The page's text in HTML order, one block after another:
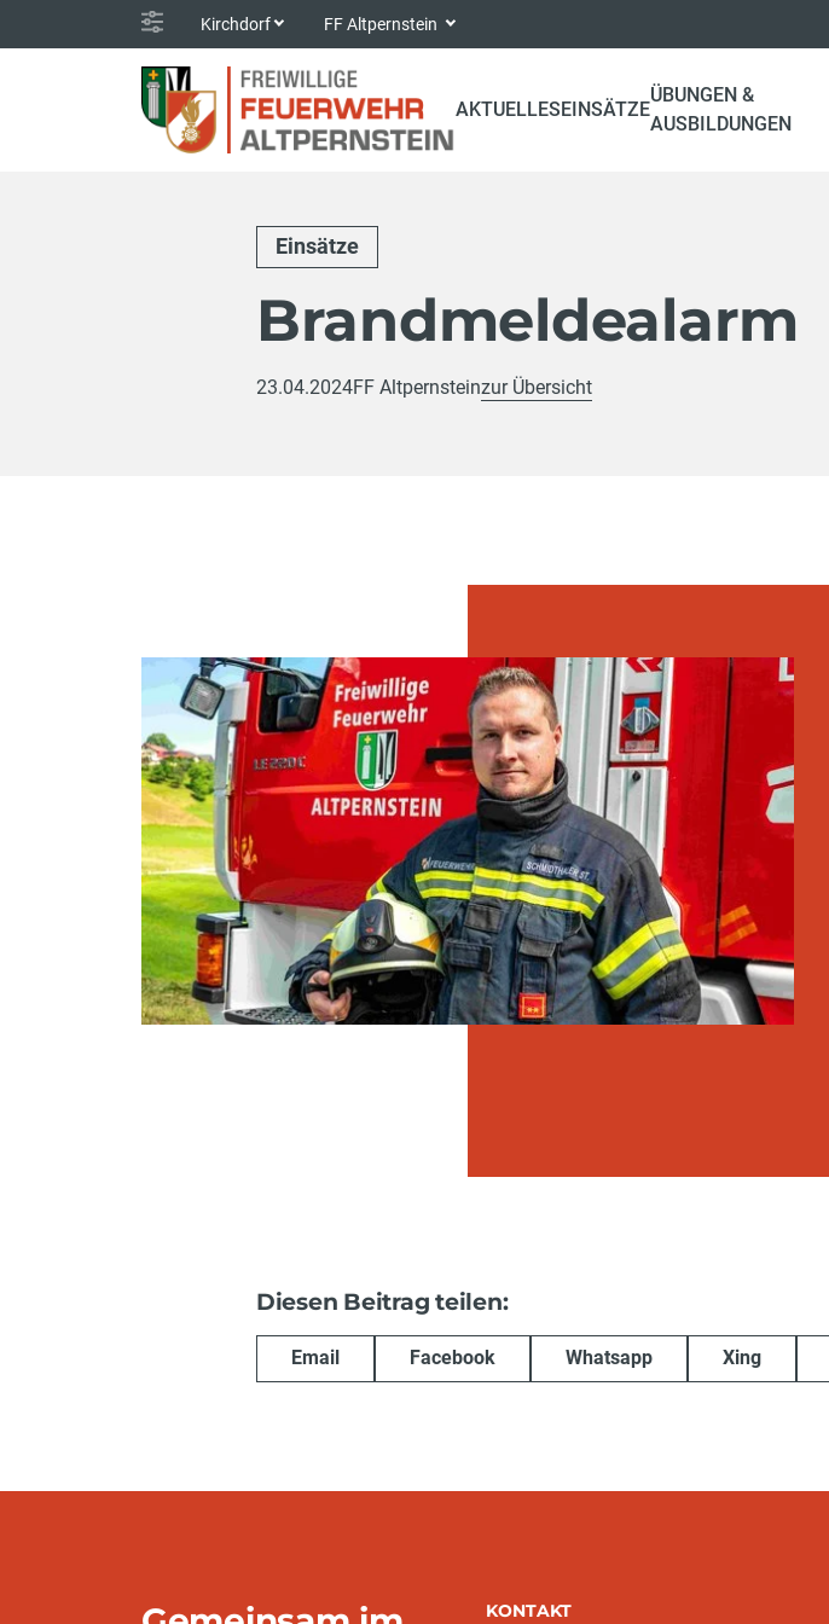
Kirchdorf FF Altpernstein
AKTUELLESEINSÄTZE
ÜBUNGEN &
AUSBILDUNGEN
Einsätze
Brandmeldealarm
23.04.2024FF Altpernsteinzur Übersicht
Diesen Beitrag teilen:
Email Facebook Whatsapp Xing
KONTAKT